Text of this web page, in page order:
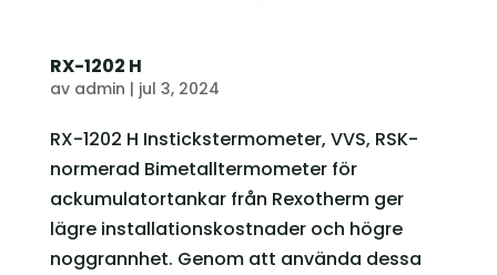
RX-1202 H
av admin | jul 3, 2024
RX-1202 H Instickstermometer, VVS, RSK-
normerad Bimetalltermometer för
ackumulatortankar från Rexotherm ger
lägre installationskostnader och högre
noggrannhet. Genom att använda dessa